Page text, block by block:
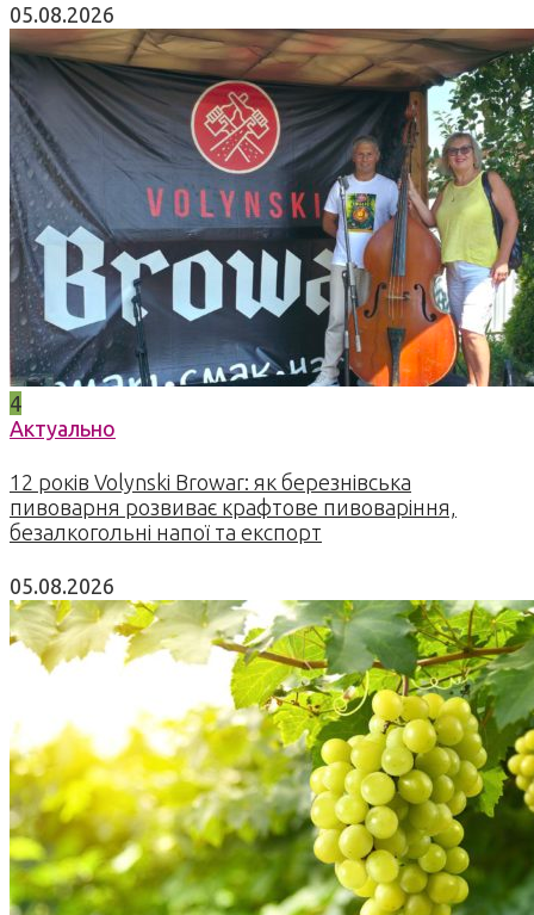
05.08.2026
4
Актуально
12 років Volynski Browar: як березнівська
пивоварня розвиває крафтове пивоваріння,
безалкогольні напої та експорт
05.08.2026